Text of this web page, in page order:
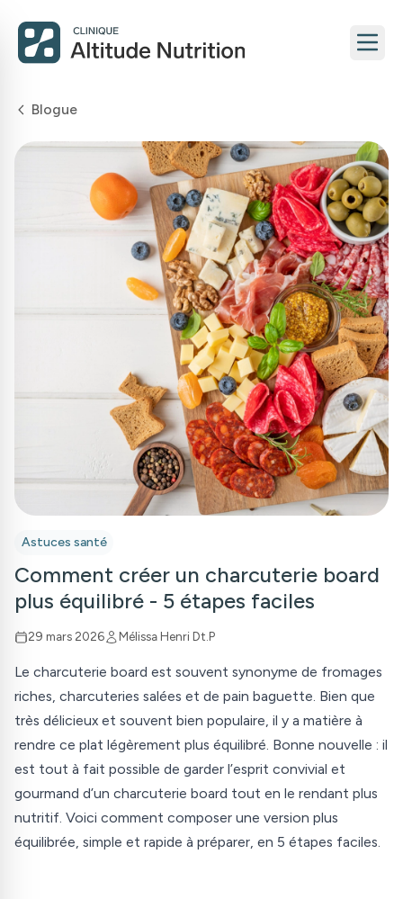
Blogue
Astuces santé
Comment créer un charcuterie board
plus équilibré - 5 étapes faciles
29 mars 2026 Mélissa Henri Dt.P
Le charcuterie board est souvent synonyme de fromages
riches, charcuteries salées et de pain baguette. Bien que
très délicieux et souvent bien populaire, il y a matière à
rendre ce plat légèrement plus équilibré. Bonne nouvelle : il
est tout à fait possible de garder l’esprit convivial et
gourmand d’un charcuterie board tout en le rendant plus
nutritif. Voici comment composer une version plus
équilibrée, simple et rapide à préparer, en 5 étapes faciles.